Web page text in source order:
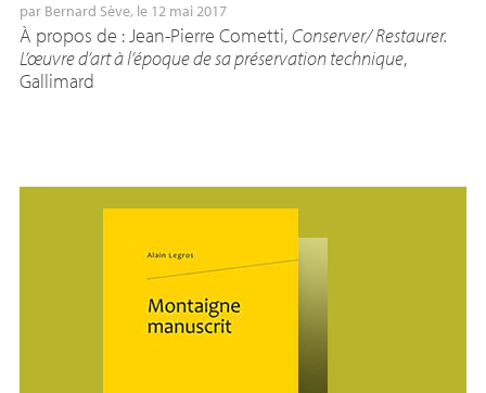
par Bernard Sève, le 12 mai 2017
À propos de : Jean-Pierre Cometti, Conserver/ Restaurer.
L’œuvre d’art à l’époque de sa préservation technique,
Gallimard